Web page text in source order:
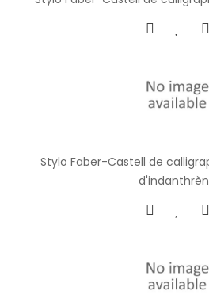
Stylo Faber-Castell de